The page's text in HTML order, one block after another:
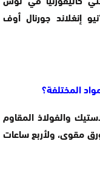
إنغلاند جورنال أوف
والفولاذ المقاوم
مقوى، ولأربع ساعات